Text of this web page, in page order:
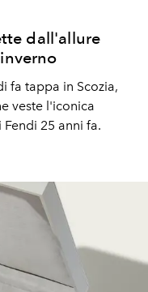
dall'allure
fa tappa in Scozia,
veste l'iconica
25 anni fa.